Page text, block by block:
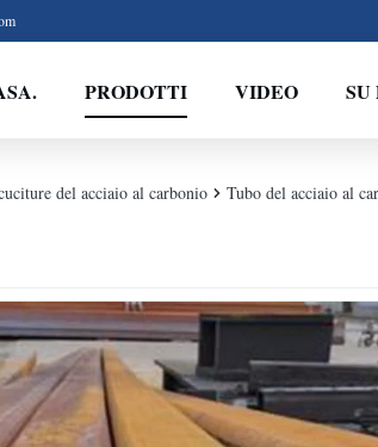
PRODOTTI VIDEO SU
del acciaio al carbonio Tubo del acciaio al